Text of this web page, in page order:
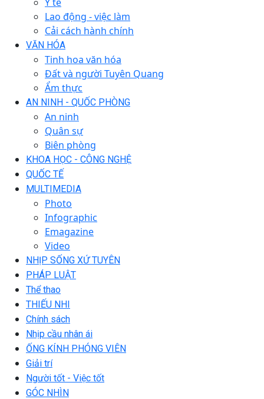
Lao động - việc làm
Cải cách hành chính
VĂN HÓA
Tinh hoa văn hóa
Đất và người Tuyên Quang
Ẩm thực
AN NINH - QUỐC PHÒNG
An ninh
Quân sự
Biên phòng
KHOA HỌC - CÔNG NGHỆ
QUỐC TẾ
MULTIMEDIA
Photo
Infographic
Emagazine
Video
NHỊP SỐNG XỨ TUYÊN
PHÁP LUẬT
Thể thao
THIẾU NHI
Chính sách
Nhịp cầu nhân ái
ỐNG KÍNH PHÓNG VIÊN
Giải trí
Người tốt - Việc tốt
GÓC NHÌN